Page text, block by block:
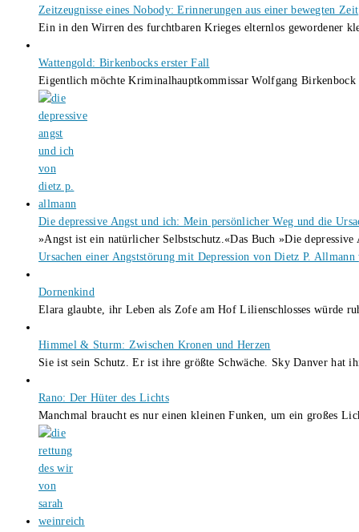
Zeitzeugnisse eines Nobody: Erinnerungen aus einer bewegten Zeit
Ein in den Wirren des furchtbaren Krieges elternlos gewordener
Wattengold: Birkenbocks erster Fall
Eigentlich möchte Kriminalhauptkommissar Wolfgang
Die depressive Angst und ich: Mein persönlicher Weg und die
»Angst ist ein natürlicher Selbstschutz.«Das Buch »Die
Ursachen einer Angststörung mit Depression von Dietz P. Allmann
Dornenkind
Elara glaubte, ihr Leben als Zofe am Hof Lilienschlosses würde
Himmel & Sturm: Zwischen Kronen und Herzen
Sie ist sein Schutz. Er ist ihre größte Schwäche. Sky Danver
Rano: Der Hüter des Lichts
Manchmal braucht es nur einen kleinen Funken, um ein großes